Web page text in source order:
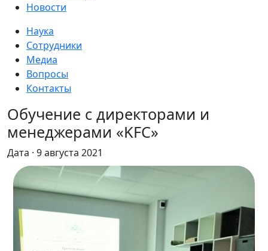
Новости
Наука
Сотрудники
Медиа
Вопросы
Контакты
Обучение с директорами и
менеджерами «KFС»
Дата · 9 августа 2021